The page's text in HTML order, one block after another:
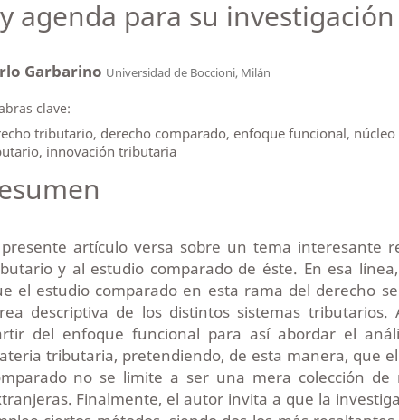
agenda para su investigación
Garbarino Universidad de Boccioni, Milán
clave:
tributario, derecho comparado, enfoque funcional,
innovación tributaria
presente artículo versa sobre un tema interesante
y al estudio comparado de éste. En esa
el estudio comparado en esta rama del derecho
descriptiva de los distintos sistemas tributarios.
del enfoque funcional para así abordar el
tributaria, pretendiendo, de esta manera, que
no se limite a ser una mera colección de
Finalmente, el autor invita a que la